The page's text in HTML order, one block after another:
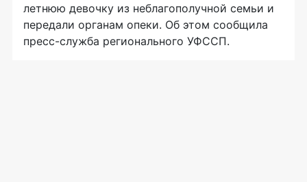
летнюю девочку из неблагополучной семьи и
передали органам опеки. Об этом сообщила
пресс-служба регионального УФССП.